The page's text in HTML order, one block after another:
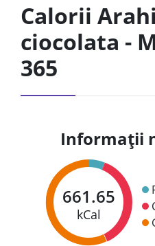
Calorii
ciocolata -
365
Informații
661.65
kCal